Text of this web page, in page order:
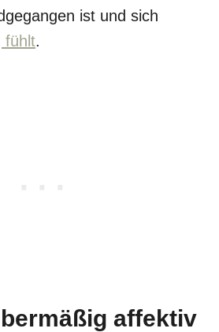
ist und sich
fühlt.
affektiv